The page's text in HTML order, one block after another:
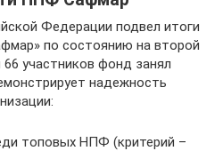
Федерации подвел итоги
по состоянию на второй
участников фонд занял
надежность
топовых НПФ (критерий –